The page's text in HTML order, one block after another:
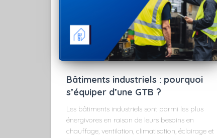
Bâtiments industriels : pourquoi
s’équiper d’une GTB ?
Les bâtiments industriels sont parmi les plus
énergivores en raison de leurs besoins en
chauffage, ventilation, climatisation, éclairage et